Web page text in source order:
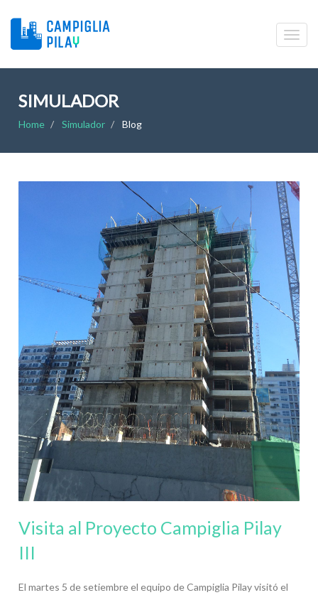
SIMULADOR
Home Simulador Blog
Visita al Proyecto Campiglia Pilay
III
El martes 5 de setiembre el equipo de Campiglia Pilay visitó el